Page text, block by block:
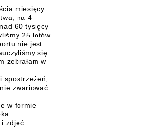
miesięcy
na 4
60 tysięcy
25 lotów
nie jest
się
zebrałam w
spostrzeżeń,
zwariować.
w formie
zdjęć.